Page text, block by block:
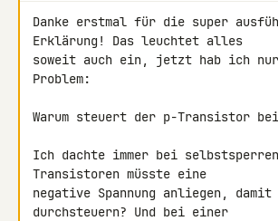
Danke erstmal für die super
Erklärung! Das leuchtet alles
soweit auch ein, jetzt hab ich
Problem:
Warum steuert der p-Transistor
Ich dachte immer bei
Transistoren müsste eine
negative Spannung anliegen, damit
durchsteuern? Und bei einer